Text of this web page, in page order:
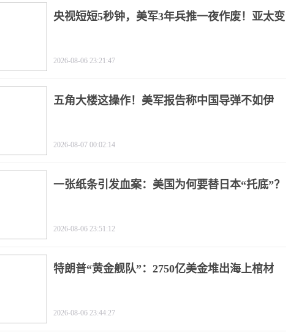
央视短短5秒钟，美军3年兵推一夜作废！亚太变
2026-08-06 23:21:47
五角大楼这操作！美军报告称中国导弹不如伊
2026-08-07 00:02:14
一张纸条引发血案：美国为何要替日本“托底”？
2026-08-06 23:51:12
特朗普“黄金舰队”：2750亿美金堆出海上棺材
2026-08-06 23:44:27